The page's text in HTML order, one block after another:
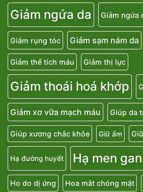
Giảm ngứa da Giảm ngứa
Giảm rụng tóc Giảm sạm nám da
Giảm thể tích máu Giảm thị lực
Giảm thoái hoá khớp
Giảm xơ vữa mạch máu Giúp da
Giúp xương chắc khỏe Giữ ẩm
Hạ đường huyết Hạ men gan
Ho do dị ứng Hoa mắt chóng mặt